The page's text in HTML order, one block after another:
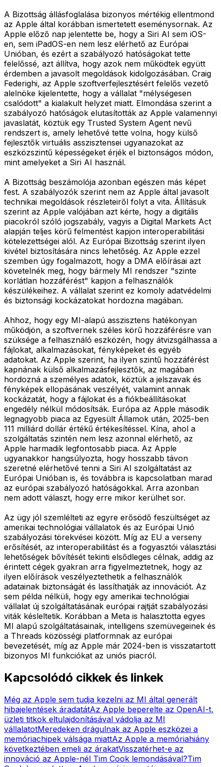
A Bizottság állásfoglalása bizonyos mértékig ellentmond
az Apple által korábban ismertetett eseménysornak. Az
Apple előző nap jelentette be, hogy a Siri AI sem iOS-
en, sem iPadOS-en nem lesz elérhető az Európai
Unióban, és ezért a szabályozó hatóságokat tette
felelőssé, azt állítva, hogy azok nem működtek együtt
érdemben a javasolt megoldások kidolgozásában. Craig
Federighi, az Apple szoftverfejlesztésért felelős vezető
alelnöke kijelentette, hogy a vállalat "mélységesen
csalódott" a kialakult helyzet miatt. Elmondása szerint a
szabályozó hatóságok elutasították az Apple valamennyi
javaslatát, köztük egy Trusted System Agent nevű
rendszert is, amely lehetővé tette volna, hogy külső
fejlesztők virtuális asszisztensei ugyanazokat az
eszközszintű képességeket érjék el biztonságos módon,
mint amelyeket a Siri AI használ.
A Bizottság beszámolója azonban egészen más képet
fest. A szabályozók szerint nem az Apple által javasolt
technikai megoldások részleteiről folyt a vita. Állításuk
szerint az Apple valójában azt kérte, hogy a digitális
piacokról szóló jogszabály, vagyis a Digital Markets Act
alapján teljes körű felmentést kapjon interoperabilitási
kötelezettségei alól. Az Európai Bizottság szerint ilyen
kivétel biztosítására nincs lehetőség. Az Apple ezzel
szemben úgy fogalmazott, hogy a DMA előírásai azt
követelnék meg, hogy bármely MI rendszer "szinte
korlátlan hozzáférést" kapjon a felhasználók
készülékeihez. A vállalat szerint ez komoly adatvédelmi
és biztonsági kockázatokat hordozna magában.
Ahhoz, hogy egy MI-alapú asszisztens hatékonyan
működjön, a szoftvernek széles körű hozzáférésre van
szüksége a felhasználó eszközén, hogy átvizsgálhassa a
fájlokat, alkalmazásokat, fényképeket és egyéb
adatokat. Az Apple szerint, ha ilyen szintű hozzáférést
kapnának külső alkalmazásfejlesztők, az magában
hordozná a személyes adatok, köztük a jelszavak és
fényképek ellopásának veszélyét, valamint annak
kockázatát, hogy a fájlokat és a fiókbeállításokat
engedély nélkül módosítsák. Európa az Apple második
legnagyobb piaca az Egyesült Államok után, 2025-ben
111 milliárd dollár értékű értékesítéssel. Kína, ahol a
szolgáltatás szintén nem lesz azonnal elérhető, az
Apple harmadik legfontosabb piaca. Az Apple
ugyanakkor hangsúlyozta, hogy hosszabb távon
szeretné elérhetővé tenni a Siri AI szolgáltatást az
Európai Unióban is, és továbbra is kapcsolatban marad
az európai szabályozó hatóságokkal. Arra azonban
nem adott választ, hogy erre mikor kerülhet sor.
Az ügy jól szemlélteti az egyre erősödő feszültséget az
amerikai technológiai vállalatok és az Európai Unió
szabályozási törekvései között. Míg az EU a verseny
erősítését, az interoperabilitást és a fogyasztói választási
lehetőségek bővítését tekinti elsődleges célnak, addig az
érintett cégek gyakran arra figyelmeztetnek, hogy az
ilyen előírások veszélyeztethetik a felhasználók
adatainak biztonságát és lassíthatják az innovációt. Az
sem példa nélküli, hogy egy amerikai technológiai
vállalat új szolgáltatásának európai rajtját szabályozási
viták késleltetik. Korábban a Meta is halasztotta egyes
MI alapú szolgáltatásainak, intelligens szemüvegeinek és
a Threads közösségi platformnak az európai
bevezetését, míg az Apple már 2024-ben is visszatartott
bizonyos MI funkciókat az uniós piacról.
Kapcsolódó cikkek és linkek
Még az Apple sem tudja kezelni az MI által generált
hibajelentések áradatátAz Apple beperelte az OpenAI-t,
üzleti titkok eltulajdonításával vádolja az MI
vállalatotMeredeken drágulnak az Apple eszközei a
memóriachipek válsága miattAz Apple a memóriahiány
következtében emeli az árakatVisszatérhet-e az
innováció az Apple-nél Tim Cook lemondásával?Tim